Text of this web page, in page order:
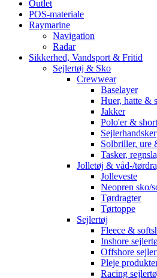
Outlet
POS-materiale
Raymarine
Navigation
Radar
Sikkerhed, Vandsport & Fritid
Sejlertøj & Sko
Crewwear
Baselayer
Huer, hatte &
Jakker
Polo'er &
Sejlerhandsker
Solbriller, ure
Tasker,
Jolletøj & våd-/
Jolleveste
Neopren sko/
Tørdragter
Tørtoppe
Sejlertøj
Fleece &
Inshore
Offshore
Pleje
Racing